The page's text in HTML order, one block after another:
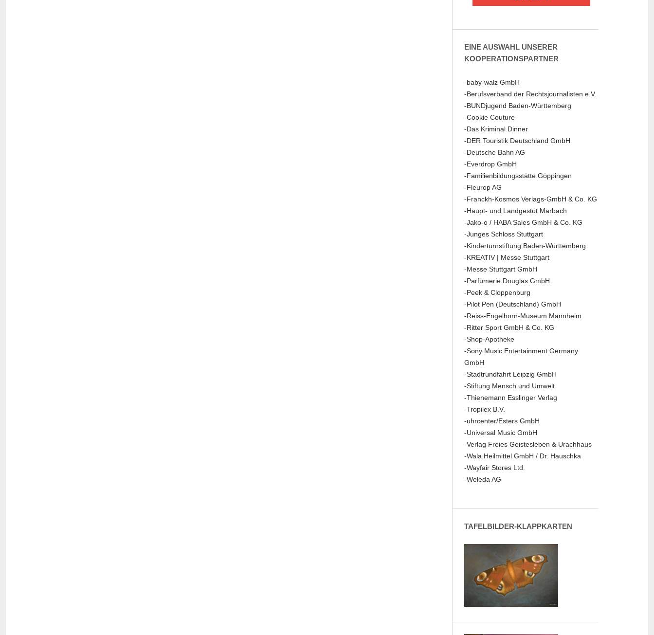
EINE AUSWAHL UNSERER
KOOPERATIONSPARTNER
-baby-walz GmbH
-Berufsverband der Rechtsjournalisten e.V.
-BUNDjugend Baden-Württemberg
-Cookie Couture
-Das Kriminal Dinner
-DER Touristik Deutschland GmbH
-Deutsche Bahn AG
-Everdrop GmbH
-Familienbildungsstätte Göppingen
-Fleurop AG
-Franckh-Kosmos Verlags-GmbH & Co. KG
-Haupt- und Landgestüt Marbach
-Jako-o / HABA Sales GmbH & Co. KG
-Junges Schloss Stuttgart
-Kinderturnstiftung Baden-Württemberg
-KREATIV | Messe Stuttgart
-Messe Stuttgart GmbH
-Parfümerie Douglas GmbH
-Peek & Cloppenburg
-Pilot Pen (Deutschland) GmbH
-Reiss-Engelhorn-Museum Mannheim
-Ritter Sport GmbH & Co. KG
-Shop-Apotheke
-Sony Music Entertainment Germany
GmbH
-Stadtrundfahrt Leipzig GmbH
-Stiftung Mensch und Umwelt
-Thienemann Esslinger Verlag
-Tropilex B.V.
-uhrcenter/Esters GmbH
-Universal Music GmbH
-Verlag Freies Geistesleben & Urachhaus
-Wala Heilmittel GmbH / Dr. Hauschka
-Wayfair Stores Ltd.
-Weleda AG
TAFELBILDER-KLAPPKARTEN